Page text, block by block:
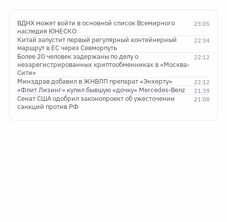
23:05
ВДНХ может войти в основной список Всемирного
наследия ЮНЕСКО
22:34
Китай запустит первый регулярный контейнерный
маршрут в ЕС через Севморпуть
22:12
Более 20 человек задержаны по делу о
незарегистрированных криптообменниках в «Москва-
Сити»
22:12
Минздрав добавил в ЖНВЛП препарат «Энхерту»
21:39
«Флит Лизинг» купил бывшую «дочку» Mercedes-Benz
21:08
Сенат США одобрил законопроект об ужесточении
санкций против РФ